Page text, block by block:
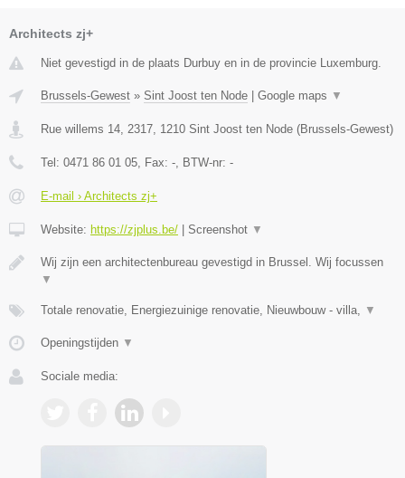
Architects zj+
Niet gevestigd in de plaats Durbuy en in de provincie Luxemburg.
Brussels-Gewest » Sint Joost ten Node Google maps ▼
Rue willems 14, 2317, 1210 Sint Joost ten Node (Brussels-Gewest)
Tel: 0471 86 01 05, Fax: -, BTW-nr: -
E-mail › Architects zj+
Website: https://zjplus.be/ Screenshot ▼
Wij zijn een architectenbureau gevestigd in Brussel. Wij focussen
▼
Totale renovatie, Energiezuinige renovatie, Nieuwbouw - villa, ▼
Openingstijden ▼
Sociale media: